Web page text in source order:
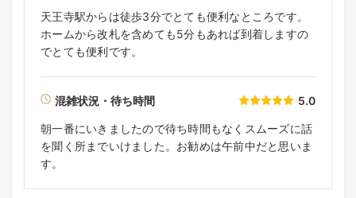
天王寺駅からは徒歩3分でとても便利なところです。
ホームから改札を含めても5分もあれば到着しますの
でとても便利です。
混雑状況・待ち時間 5.0
朝一番にいきましたので待ち時間もなくスムーズに話
を聞く所までいけました。お勧めは午前中だと思いま
す。